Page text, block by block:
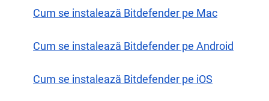
Cum se instalează Bitdefender pe Mac
Cum se instalează Bitdefender pe Android
Cum se instalează Bitdefender pe iOS